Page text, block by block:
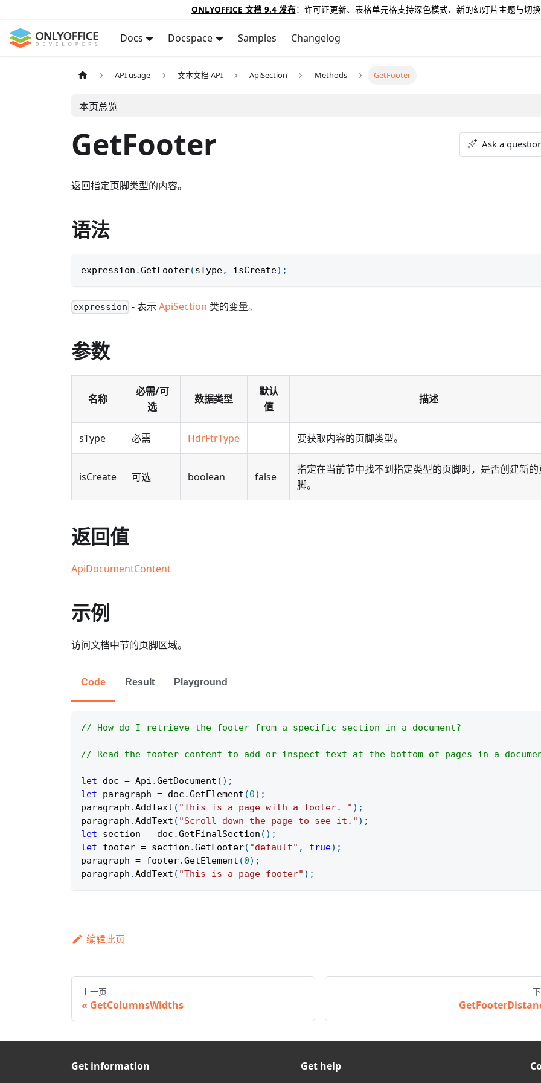
ONLYOFFICE 文档 9.4 发布：许可证更新、表格单元格支持深色模式、新的幻灯片主题与切
Docs Docspace Samples Changelog
API usage 文本文档 API ApiSection Methods GetFooter
本页总览
GetFooter Ask a
返回指定页脚类型的内容。
语法
expression .GetFooter(sType, isCreate) ;
expression - 表示ApiSection 类的变量。
参数
名称
必需/可
选
数据类型
默认
值
描述
sType 必需 HdrFtrType 要获取内容的页脚类型。
isCreate 可选 boolean false
指定在当前节中找不到指定类型的页脚时，是否创建新的
脚。
返回值
ApiDocumentContent
示例
访问文档中节的页脚区域。
Code Result Playground
// How do I retrieve the footer from a specific section in a document?
// Read the footer content to add or inspect text at the bottom of pages in a
let doc = Api .GetDocument ( ) ;
let paragraph = doc .GetElement (0) ;
paragraph .AddText ( "This is a page with a footer. " ) ;
paragraph .AddText ( "Scroll down the page to see it." ) ;
let section = doc .GetFinalSection ( ) ;
let footer = section .GetFooter( "default" , true) ;
paragraph = footer.GetElement (0) ;
paragraph .AddText ( "This is a page footer" ) ;
编辑此页
上一页
GetColumnsWidths
Get information Get help